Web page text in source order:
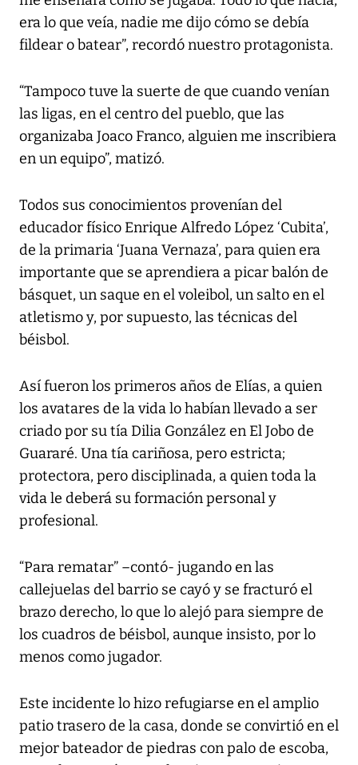
era lo que veía, nadie me dijo cómo se debía
fildear o batear”, recordó nuestro protagonista.
“Tampoco tuve la suerte de que cuando venían
las ligas, en el centro del pueblo, que las
organizaba Joaco Franco, alguien me inscribiera
en un equipo”, matizó.
Todos sus conocimientos provenían del
educador físico Enrique Alfredo López ‘Cubita’,
de la primaria ‘Juana Vernaza’, para quien era
importante que se aprendiera a picar balón de
básquet, un saque en el voleibol, un salto en el
atletismo y, por supuesto, las técnicas del
béisbol.
Así fueron los primeros años de Elías, a quien
los avatares de la vida lo habían llevado a ser
criado por su tía Dilia González en El Jobo de
Guararé. Una tía cariñosa, pero estricta;
protectora, pero disciplinada, a quien toda la
vida le deberá su formación personal y
profesional.
“Para rematar” –contó- jugando en las
callejuelas del barrio se cayó y se fracturó el
brazo derecho, lo que lo alejó para siempre de
los cuadros de béisbol, aunque insisto, por lo
menos como jugador.
Este incidente lo hizo refugiarse en el amplio
patio trasero de la casa, donde se convirtió en el
mejor bateador de piedras con palo de escoba,